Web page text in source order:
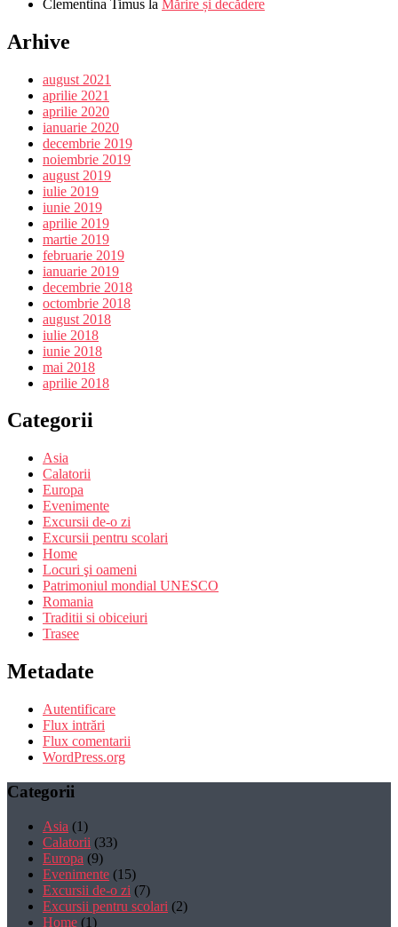
Clementina Timus la Mărire și decădere
Arhive
august 2021
aprilie 2021
aprilie 2020
ianuarie 2020
decembrie 2019
noiembrie 2019
august 2019
iulie 2019
iunie 2019
aprilie 2019
martie 2019
februarie 2019
ianuarie 2019
decembrie 2018
octombrie 2018
august 2018
iulie 2018
iunie 2018
mai 2018
aprilie 2018
Categorii
Asia
Calatorii
Europa
Evenimente
Excursii de-o zi
Excursii pentru scolari
Home
Locuri şi oameni
Patrimoniul mondial UNESCO
Romania
Traditii si obiceiuri
Trasee
Metadate
Autentificare
Flux intrări
Flux comentarii
WordPress.org
Categorii
Asia (1)
Calatorii (33)
Europa (9)
Evenimente (15)
Excursii de-o zi (7)
Excursii pentru scolari (2)
Home (1)